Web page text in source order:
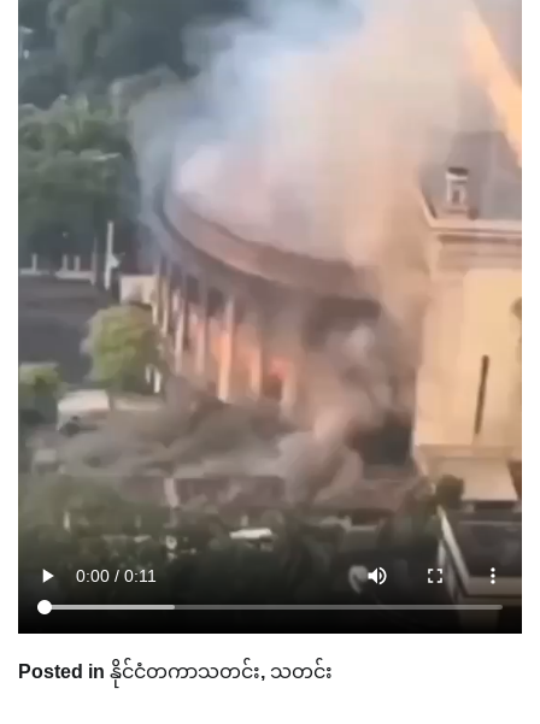
Posted in နိုင်ငံတကာသတင်း, သတင်း